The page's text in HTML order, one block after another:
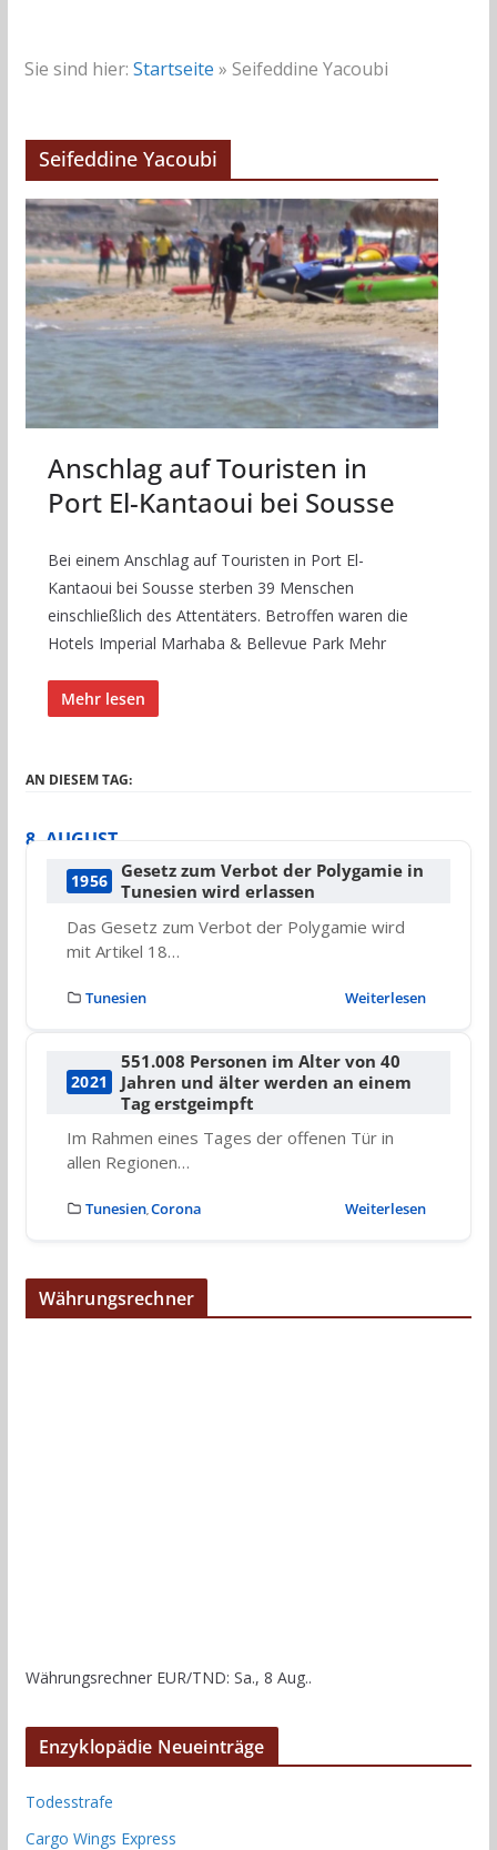
Sie sind hier: Startseite » Seifeddine Yacoubi
Seifeddine Yacoubi
Anschlag auf Touristen in
Port El-Kantaoui bei Sousse
Bei einem Anschlag auf Touristen in Port El-
Kantaoui bei Sousse sterben 39 Menschen
einschließlich des Attentäters. Betroffen waren die
Hotels Imperial Marhaba & Bellevue Park Mehr
Mehr lesen
AN DIESEM TAG:
8. AUGUST
1956
Gesetz zum Verbot der Polygamie in
Tunesien wird erlassen
Das Gesetz zum Verbot der Polygamie wird
mit Artikel 18…
Tunesien Weiterlesen
2021
551.008 Personen im Alter von 40
Jahren und älter werden an einem
Tag erstgeimpft
Im Rahmen eines Tages der offenen Tür in
allen Regionen…
Tunesien, Corona Weiterlesen
Währungsrechner
Währungsrechner EUR/TND: Sa., 8 Aug..
Enzyklopädie Neueinträge
Todesstrafe
Cargo Wings Express